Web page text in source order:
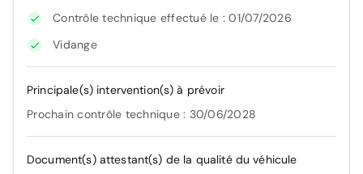
Contrôle technique effectué le : 01/07/2026
Vidange
Principale(s) intervention(s) à prévoir
Prochain contrôle technique : 30/06/2028
Document(s) attestant(s) de la qualité du véhicule